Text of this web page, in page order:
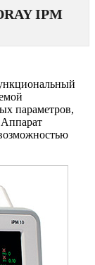
IPM
параметров,